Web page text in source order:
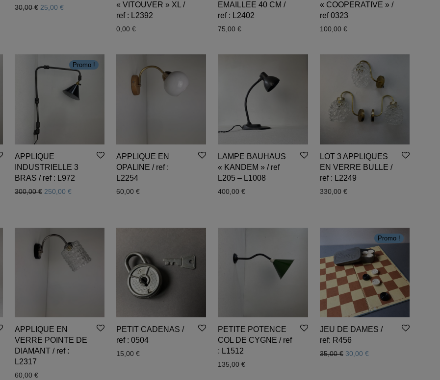
30,00€ Le prix initial était : 30,00 €.
25,00 €Le prix actuel est : 25,00 €.« VITOUVER » XL /
ref : L2392
0,00 €
EMAILLEE 40 CM /
ref : L2402
75,00€
« COOPERATIVE » /
ref 0323
100,00 €
Promo !
APPLIQUE
INDUSTRIELLE 3
BRAS / ref : L972
300,00€ Le prix initial était : 300,00 €.
250,00 €Le prix actuel est : 250,00 €.
APPLIQUE EN
OPALINE / ref :
L2254
60,00 €
LAMPE BAUHAUS
« KANDEM » / ref
L205 – L1008
400,00€
LOT 3 APPLIQUES
EN VERRE BULLE /
ref : L2249
330,00 €
APPLIQUE EN
VERRE POINTE DE
DIAMANT / ref :
L2317
60,00 €
PETIT CADENAS /
ref : 0504
15,00 €
PETITE POTENCE
COL DE CYGNE / ref
: L1512
135,00€
Promo !
JEU DE DAMES /
ref: R456
35,00€ Le prix initial était : 35,00 €.
30,00 €Le prix actuel est :